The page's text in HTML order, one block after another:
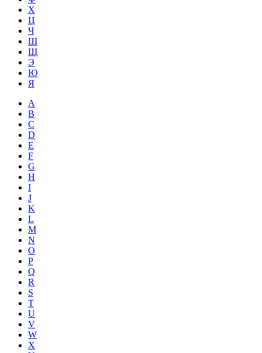
Х
Ц
Ч
Ш
Щ
Э
Ю
Я
A
B
C
D
E
F
G
H
I
J
K
L
M
N
O
P
Q
R
S
T
U
V
W
X